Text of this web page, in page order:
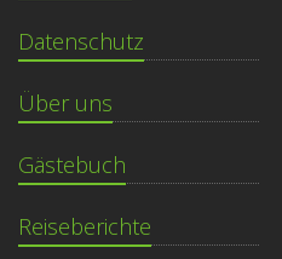
Datenschutz
Über uns
Gästebuch
Reiseberichte